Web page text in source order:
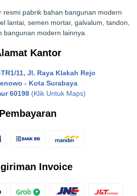
resmi pabrik bahan bangunan modern
lantai, semen mortar, galvalum, tandon,
bangunan modern lainnya.
Kantor
11, Jl. Raya Klakah Rejo
- Kota Surabaya
60198 (Klik Untuk Maps)
Pembayaran
Invoice